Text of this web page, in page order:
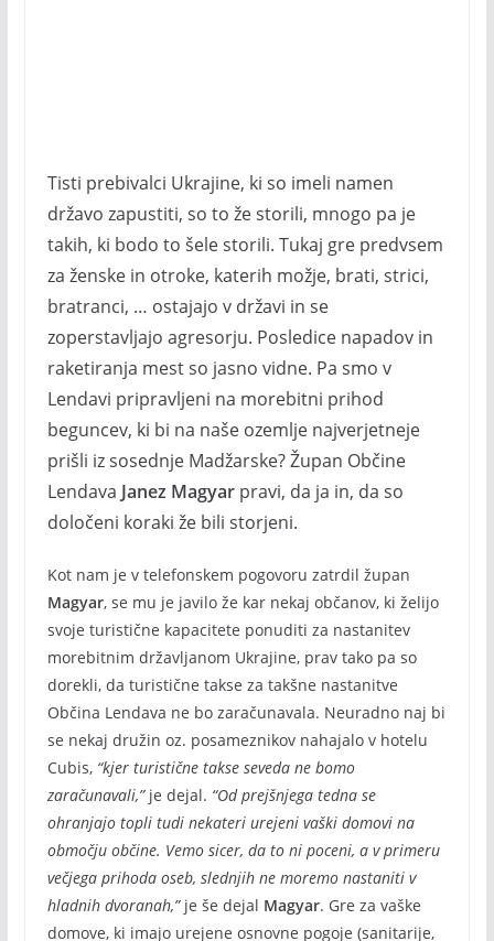
Tisti prebivalci Ukrajine, ki so imeli namen
državo zapustiti, so to že storili, mnogo pa je
takih, ki bodo to šele storili. Tukaj gre predvsem
za ženske in otroke, katerih možje, brati, strici,
bratranci, … ostajajo v državi in se
zoperstavljajo agresorju. Posledice napadov in
raketiranja mest so jasno vidne. Pa smo v
Lendavi pripravljeni na morebitni prihod
beguncev, ki bi na naše ozemlje najverjetneje
prišli iz sosednje Madžarske? Župan Občine
Lendava Janez Magyarpravi, da ja in, da so
določeni koraki že bili storjeni.
Kot nam je v telefonskem pogovoru zatrdil župan
Magyar, se mu je javilo že kar nekaj občanov, ki želijo
svoje turistične kapacitete ponuditi za nastanitev
morebitnim državljanom Ukrajine, prav tako pa so
dorekli, da turistične takse za takšne nastanitve
Občina Lendava ne bo zaračunavala. Neuradno naj bi
se nekaj družin oz. posameznikov nahajalo v hotelu
Cubis, “kjer turistične takse seveda ne bomo
zaračunavali,”je dejal. “Od prejšnjega tedna se
ohranjajo topli tudi nekateri urejeni vaški domovi na
območju občine. Vemo sicer, da to ni poceni, a v primeru
večjega prihoda oseb, slednjih ne moremo nastaniti v
hladnih dvoranah,”je še dejal Magyar. Gre za vaške
domove, ki imajo urejene osnovne pogoje (sanitarije,